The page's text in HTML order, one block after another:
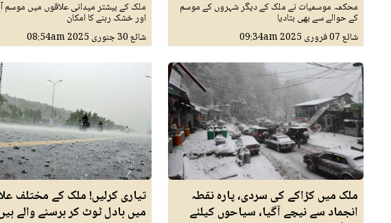
محکمہ موسمیات نے ملک کے دیگر شہروں کے موسم
کے حوالے سے بھی بتادیا
شائع07 فروری 2025 09:34am
ملک کے بیشتر میدانی علاقوں میں موسم
اور خشک رہنے کا امکان
شائع30 جنوری 2025 08:54am
ملک میں کڑاکے کی سردی، پارہ نقطہ
انجماد سے نیچے آگیا، سیاحوں کیلئے
تیاری کرلیں! ملک کے مختلف
میں بادل ٹوٹ کر برسنے والے